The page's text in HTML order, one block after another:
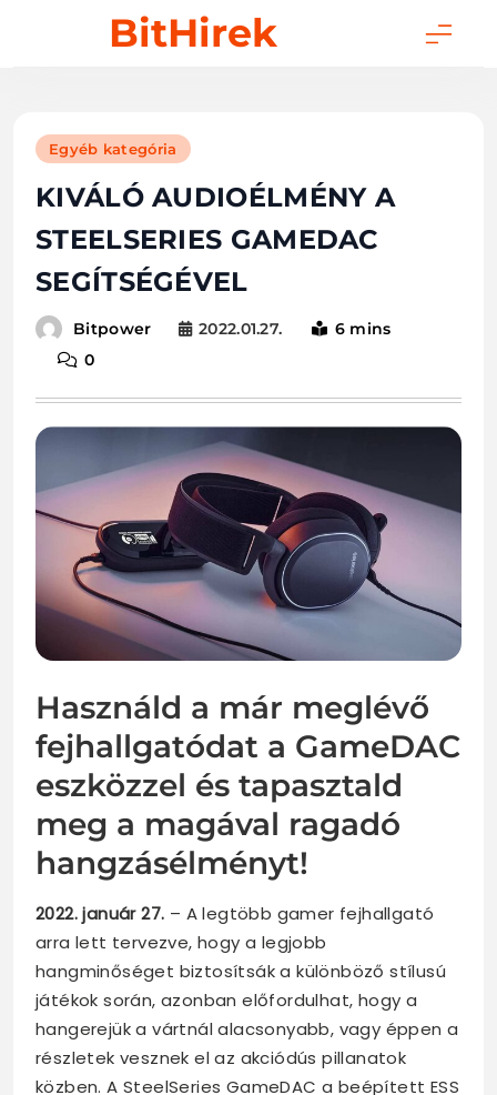
BitHirek
Egyéb kategória
KIVÁLÓ AUDIOÉLMÉNY A
STEELSERIES GAMEDAC
SEGÍTSÉGÉVEL
Bitpower 2022.01.27.
6 mins
0
Használd a már meglévő
fejhallgatódat a GameDAC
eszközzel és tapasztald
meg a magával ragadó
hangzásélményt!
2022. január 27. – A legtöbb gamer fejhallgató
arra lett tervezve, hogy a legjobb
hangminőséget biztosítsák a különböző stílusú
játékok során, azonban előfordulhat, hogy a
hangerejük a vártnál alacsonyabb, vagy éppen a
részletek vesznek el az akciódús pillanatok
közben. A SteelSeries GameDAC a beépített ESS